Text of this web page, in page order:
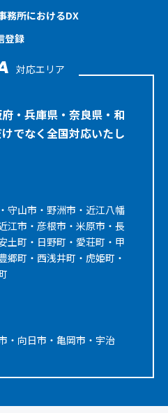
務所におけるDX
登録
対応エリア
・兵庫県・奈良県・和
でなく全国対応いたし
守山市・野洲市・近江八幡
江市・彦根市・米原市・長
土町・日野町・愛荘町・甲
郷町・西浅井町・虎姫町・
・向日市・亀岡市・宇治